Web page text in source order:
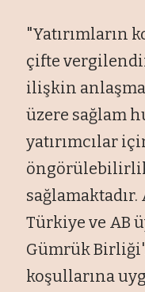
"Yatırımların
çifte
ilişkin
üzere sağlam
yatırımcılar
sağlamaktadır.
Türkiye ve AB
Gümrük
koşullarına